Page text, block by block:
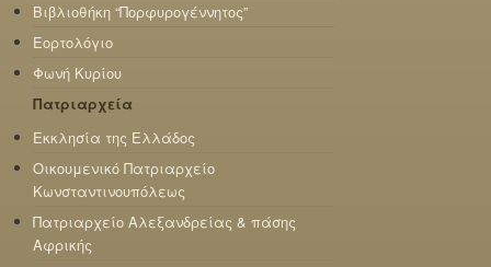
Βιβλιοθήκη “Πορφυρογέννητος”
Εορτολόγιο
Φωνή Κυρίου
Πατριαρχεία
Εκκλησία της Ελλάδος
Οικουμενικό Πατριαρχείο
Κωνσταντινουπόλεως
Πατριαρχείο Αλεξανδρείας & πάσης
Αφρικής